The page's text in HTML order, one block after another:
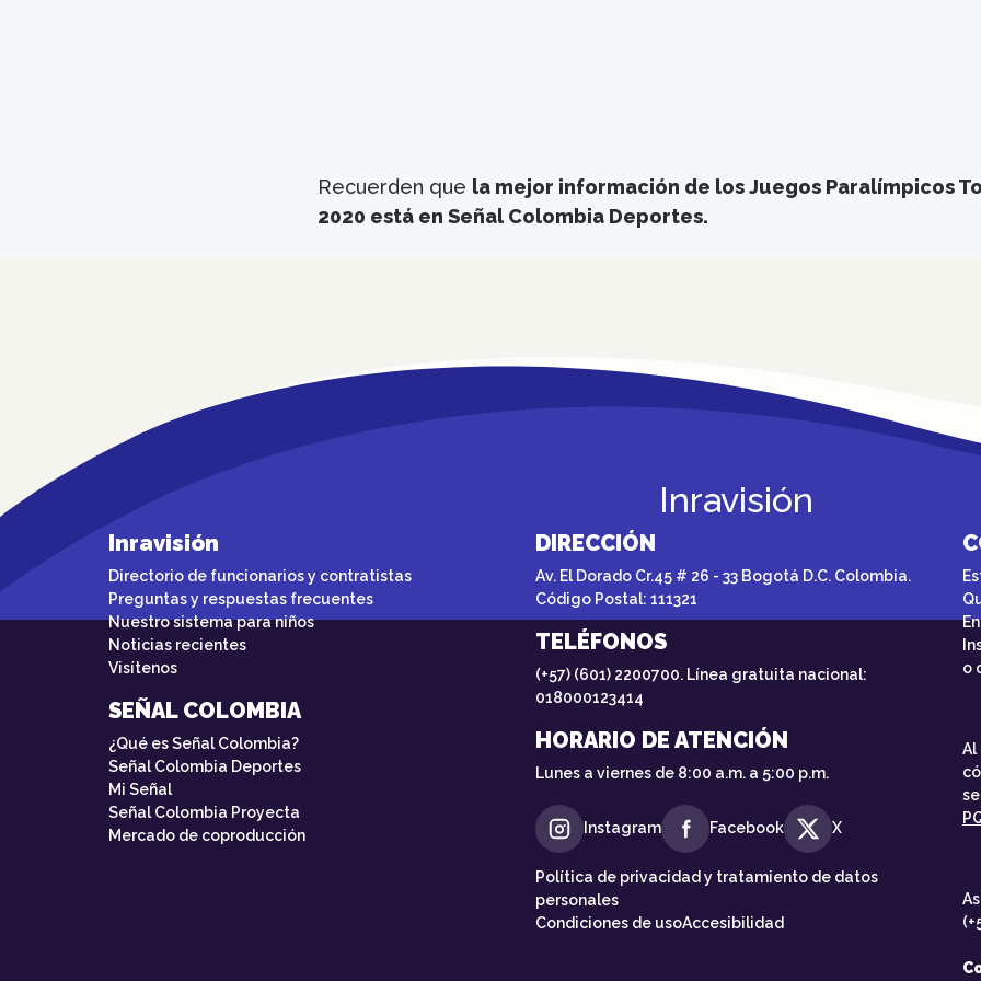
Recuerden que la mejor información de los Juegos Paralímpicos
2020 está en Señal Colombia Deportes.
Inravisión
Inravisión
Directorio de funcionarios y contratistas
Preguntas y respuestas frecuentes
Nuestro sistema para niños
Noticias recientes
Visítenos
SEÑAL COLOMBIA
¿Qué es Señal Colombia?
Señal Colombia Deportes
Mi Señal
Señal Colombia Proyecta
Mercado de coproducción
DIRECCIÓN
Av. El Dorado Cr.45 # 26 - 33 Bogotá D.C. Colombia.
Código Postal: 111321
TELÉFONOS
(+57) (601) 2200700. Línea gratuita nacional:
018000123414
HORARIO DE ATENCIÓN
Lunes a viernes de 8:00 a.m. a 5:00 p.m.
Instagram Facebook X
Política de privacidad y tratamiento de datos
personales
Condiciones de usoAccesibilidad
o
Al